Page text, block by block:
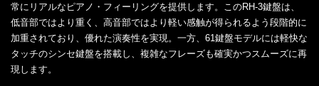
常にリアルなピアノ・フィーリングを提供します。このRH-3鍵盤は、
低音部ではより重く、高音部ではより軽い感触が得られるよう段階的に
加重されており、優れた演奏性を実現。一方、61鍵盤モデルには軽快な
タッチのシンセ鍵盤を搭載し、複雑なフレーズも確実かつスムーズに再
現します。